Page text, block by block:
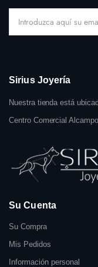
Sirius Joyería
Nuestra tienda está
Centro Comercial
Su Cuenta
Su Compra
Mis Pedidos
Información personal